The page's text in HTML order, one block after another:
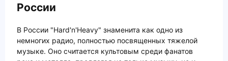
России
В России "Hard'n'Heavy" знаменита как одно из
немногих радио, полностью посвященных тяжелой
музыке. Оно считается культовым среди фанатов